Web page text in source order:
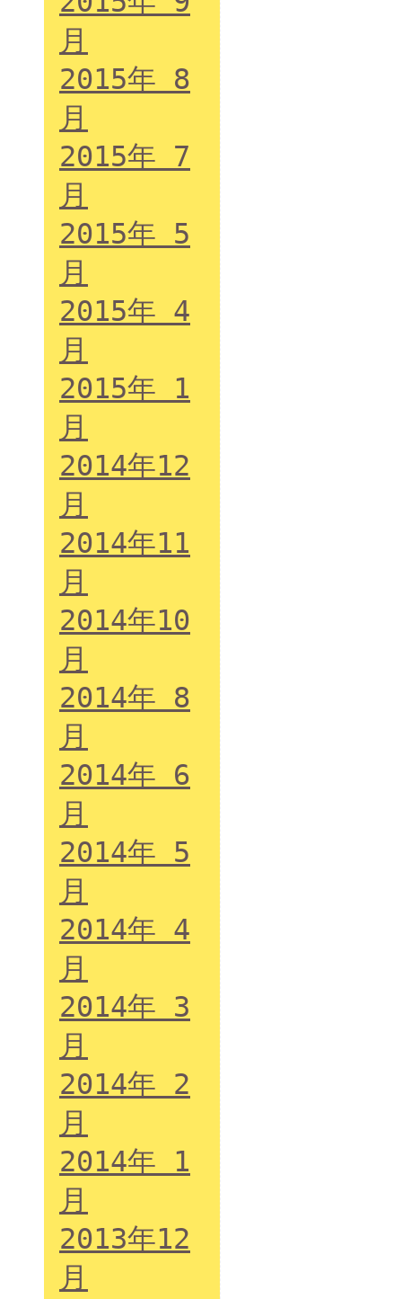
月
2015年 8
月
2015年 7
月
2015年 5
月
2015年 4
月
2015年 1
月
2014年12
月
2014年11
月
2014年10
月
2014年 8
月
2014年 6
月
2014年 5
月
2014年 4
月
2014年 3
月
2014年 2
月
2014年 1
月
2013年12
月